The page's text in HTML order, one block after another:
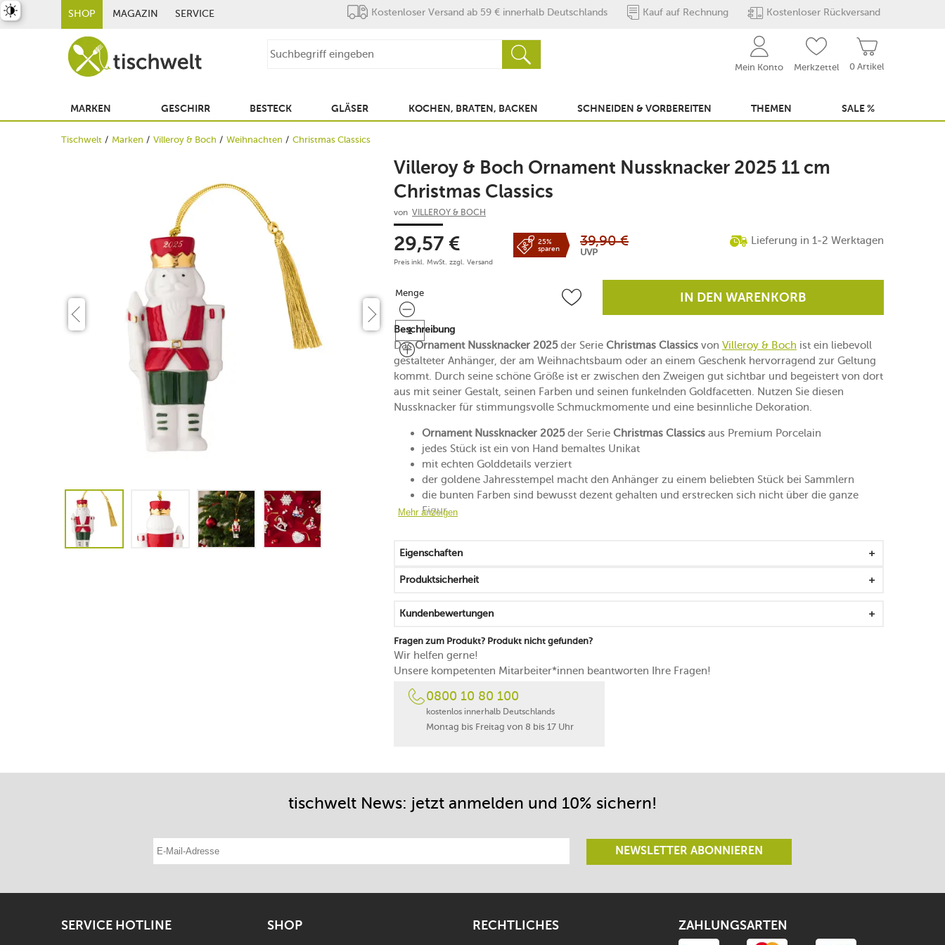
SHOP MAGAZIN SERVICE Kostenloser Versand ab 59 € innerhalb Deutschlands Kauf auf Rechnung Kostenloser Rückversand
0 Artikel
Mein Konto Merkzettel
MARKEN GESCHIRR BESTECK GLÄSER KOCHEN, BRATEN, BACKEN SCHNEIDEN & VORBEREITEN THEMEN SALE %
Tischwelt Marken Villeroy & Boch Weihnachten Christmas Classics
Villeroy & Boch Ornament Nussknacker 2025 11 cm
Christmas Classics
von VILLEROY & BOCH
29,57 €
Preis inkl. MwSt. zzgl. Versand
25%
sparen
39,90 €
UVP
Lieferung in 1-2 Werktagen
Menge
Menge IN DEN WARENKORB
Beschreibung
DasOrnament Nussknacker 2025der Serie Christmas Classics von Villeroy & Boch ist ein liebevoll
gestalteter Anhänger, der am Weihnachtsbaum oder an einem Geschenk hervorragend zur Geltung
kommt. Durch seine schöne Größe ist er zwischen den Zweigen gut sichtbar und begeistert von dort
aus mit seiner Gestalt, seinen Farben und seinen funkelnden Goldfacetten. Nutzen Sie diesen
Nussknacker für stimmungsvolle Schmuckmomente und eine besinnliche Dekoration.
Ornament Nussknacker 2025der Serie Christmas Classics aus Premium Porcelain
jedes Stück ist ein von Hand bemaltes Unikat
mit echten Golddetails verziert
der goldene Jahresstempel macht den Anhänger zu einem beliebten Stück bei Sammlern
die bunten Farben sind bewusst dezent gehalten und erstrecken sich nicht über die ganze
Figur
Mehr anzeigen
Eigenschaften
Produktsicherheit
Kundenbewertungen
Fragen zum Produkt? Produkt nicht gefunden?
Wir helfen gerne!
Unsere kompetenten Mitarbeiter*innen beantworten Ihre Fragen!
0800 10 80 100
kostenlos innerhalb Deutschlands
Montag bis Freitag von 8 bis 17 Uhr
tischwelt News: jetzt anmelden und 10% sichern!
E-Mail-Adresse eintragen
NEWSLETTER ABONNIEREN
SERVICE HOTLINE SHOP RECHTLICHES ZAHLUNGSARTEN
umschalten